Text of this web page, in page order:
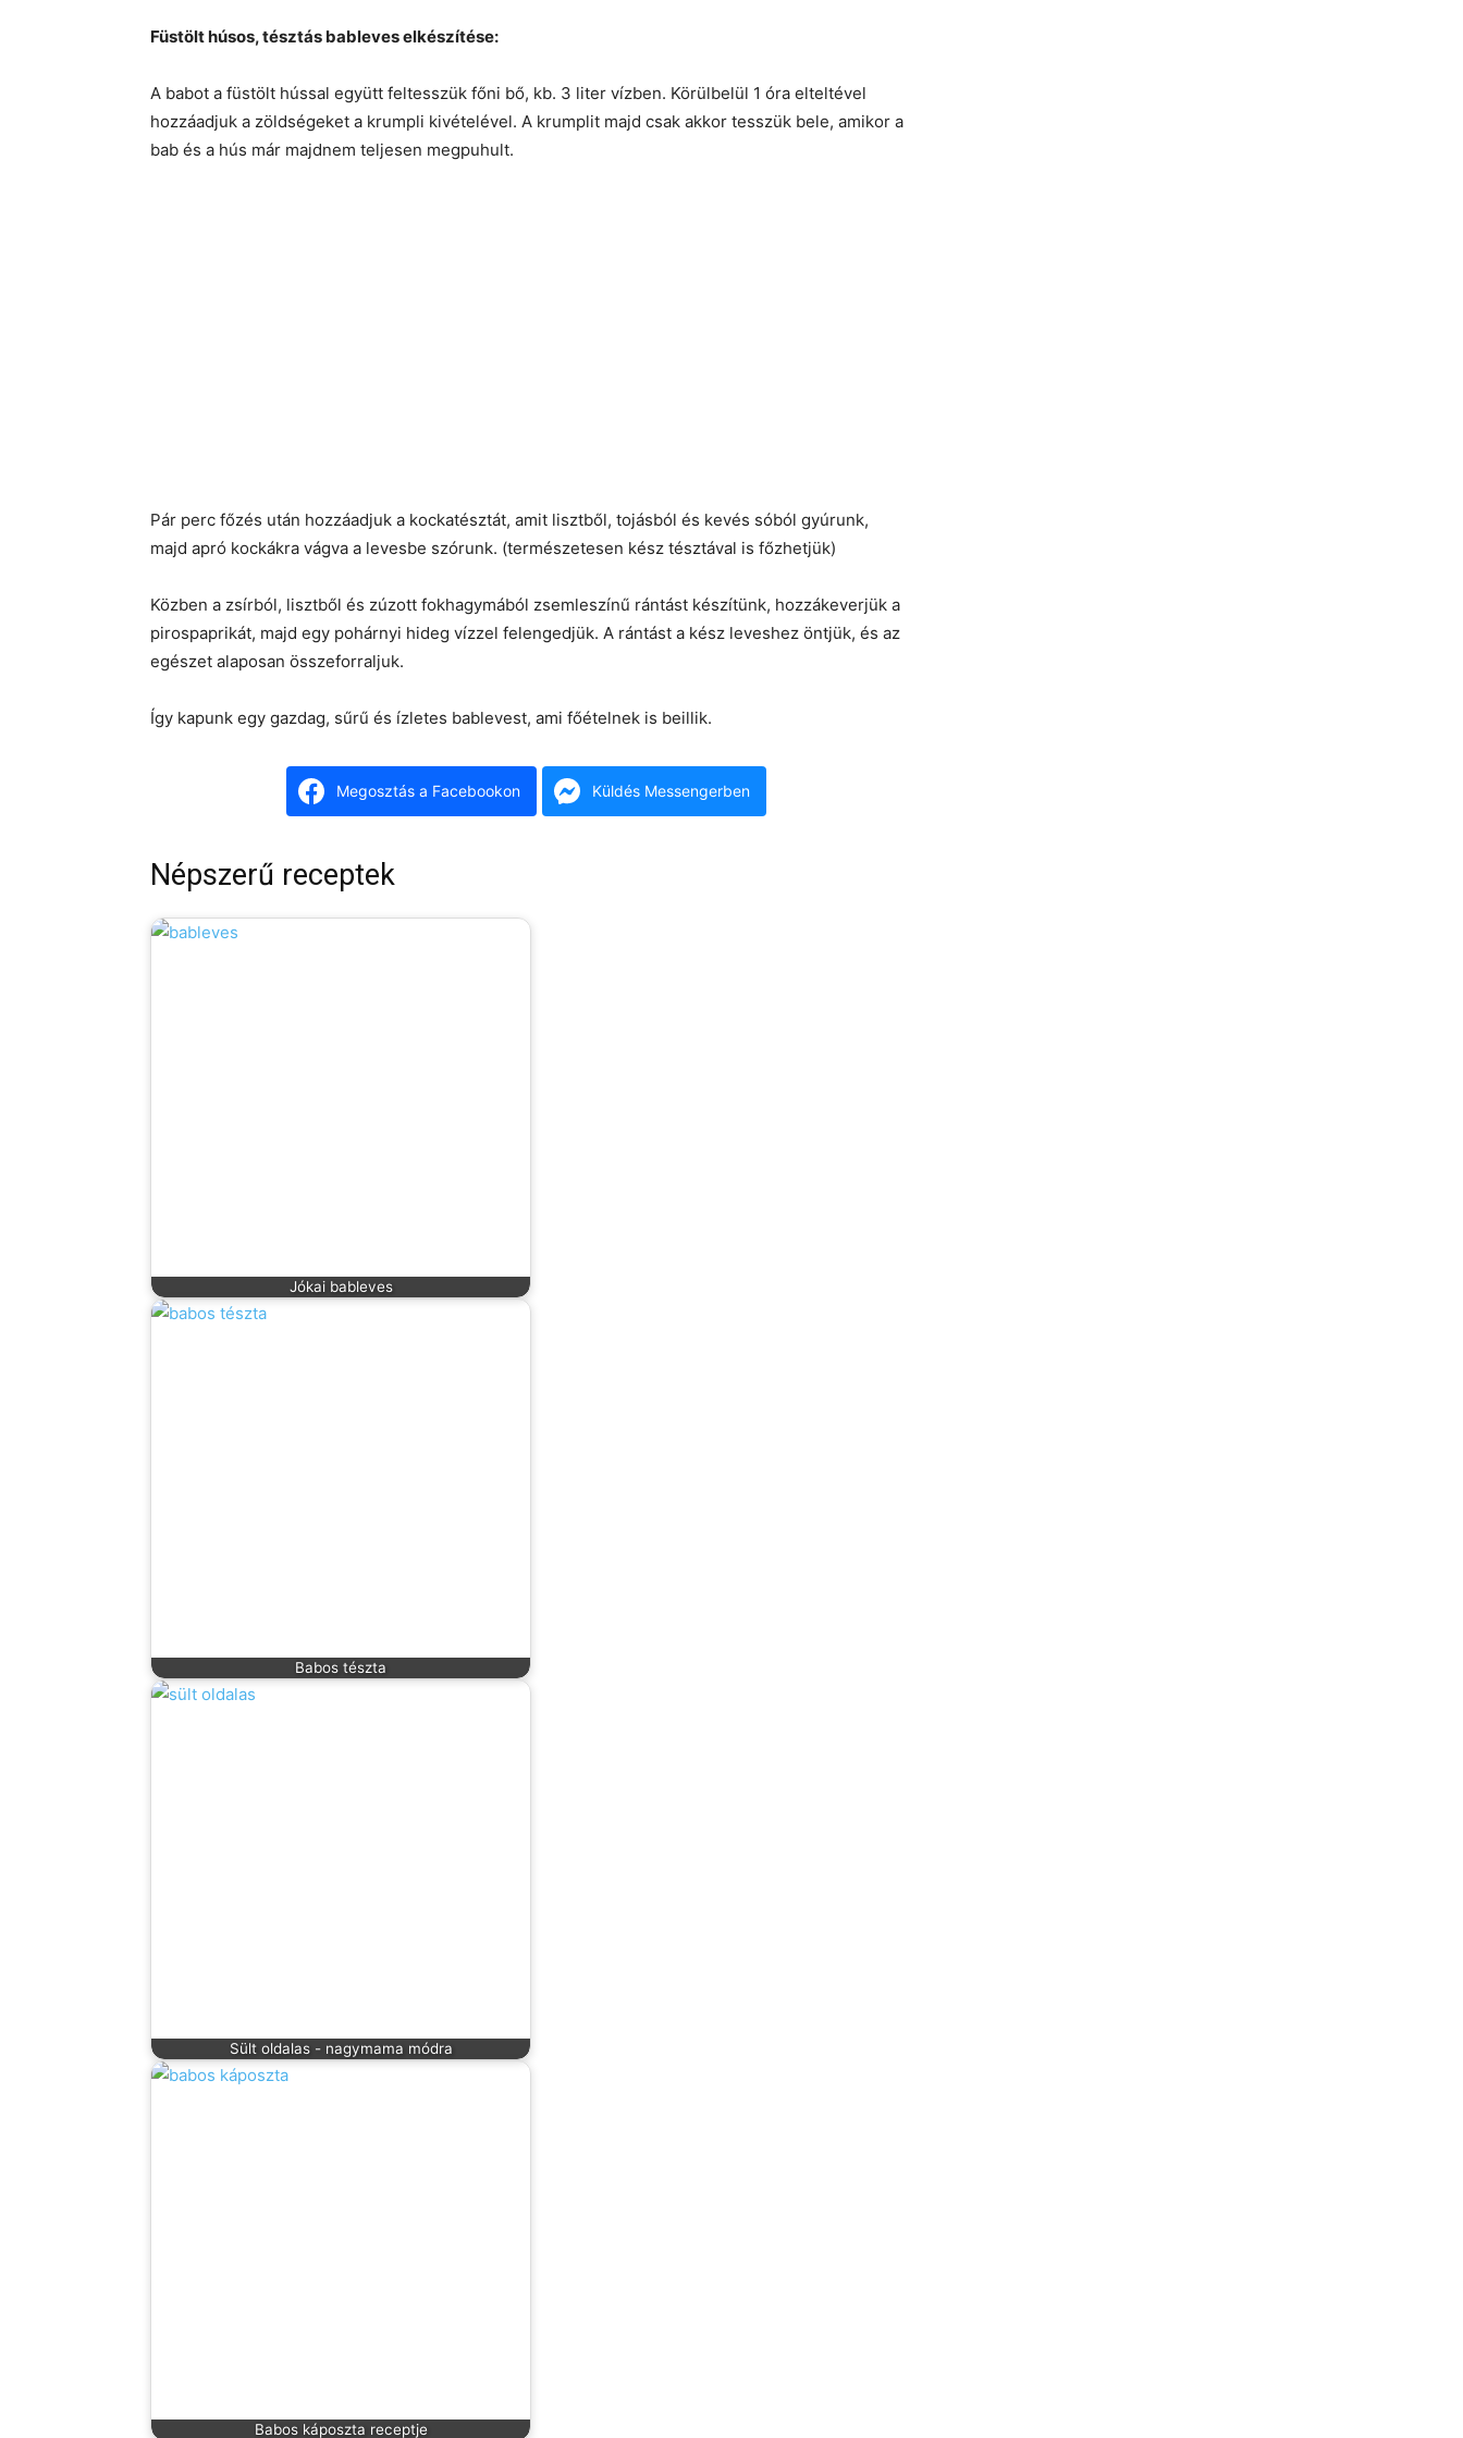
Füstölt húsos, tésztás bableves elkészítése:
A babot a füstölt hússal együtt feltesszük főni bő, kb. 3 liter vízben. Körülbelül 1 óra elteltével
hozzáadjuk a zöldségeket a krumpli kivételével. A krumplit majd csak akkor tesszük bele, amikor a
bab és a hús már majdnem teljesen megpuhult.
Pár perc főzés után hozzáadjuk a kockatésztát, amit lisztből, tojásból és kevés sóból gyúrunk,
majd apró kockákra vágva a levesbe szórunk. (természetesen kész tésztával is főzhetjük)
Közben a zsírból, lisztből és zúzott fokhagymából zsemleszínű rántást készítünk, hozzákeverjük a
pirospaprikát, majd egy pohárnyi hideg vízzel felengedjük. A rántást a kész leveshez öntjük, és az
egészet alaposan összeforraljuk.
Így kapunk egy gazdag, sűrű és ízletes bablevest, ami főételnek is beillik.
Megosztás a Facebookon Küldés Messengerben
Népszerű receptek
Jókai bableves
Babos tészta
Sült oldalas - nagymama módra
Babos káposzta receptje